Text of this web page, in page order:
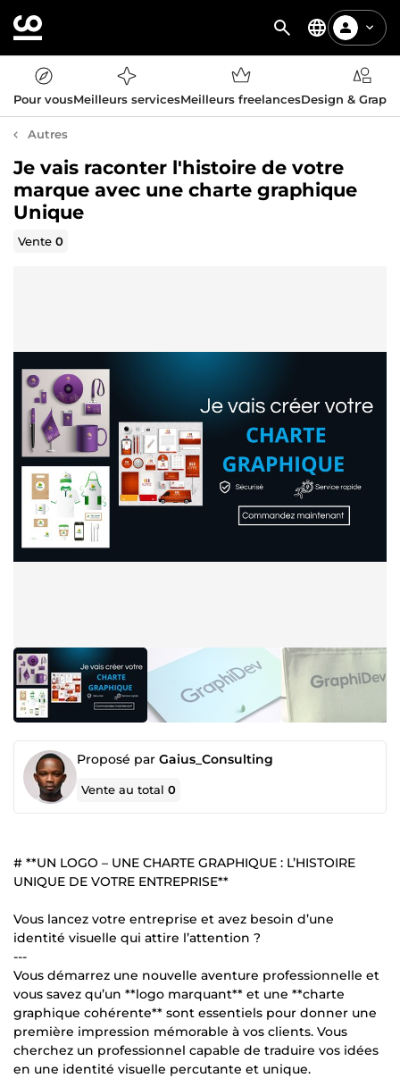
Pour vousMeilleurs servicesMeilleurs freelancesDesign &
Autres
Je vais raconter l'histoire de votre
marque avec une charte graphique
Unique
Vente0
Proposé par Gaius_Consulting
Vente au total0
# **UN LOGO – UNE CHARTE GRAPHIQUE : L’HISTOIRE
UNIQUE DE VOTRE ENTREPRISE**
Vous lancez votre entreprise et avez besoin d’une
identité visuelle qui attire l’attention ?
---
Vous démarrez une nouvelle aventure professionnelle et
vous savez qu’un **logo marquant** et une **charte
graphique cohérente** sont essentiels pour donner une
première impression mémorable à vos clients. Vous
cherchez un professionnel capable de traduire vos idées
en une identité visuelle percutante et unique.